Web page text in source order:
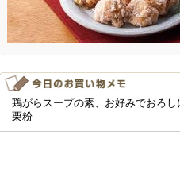
鶏がらスープの素、お好みでおろし
栗粉